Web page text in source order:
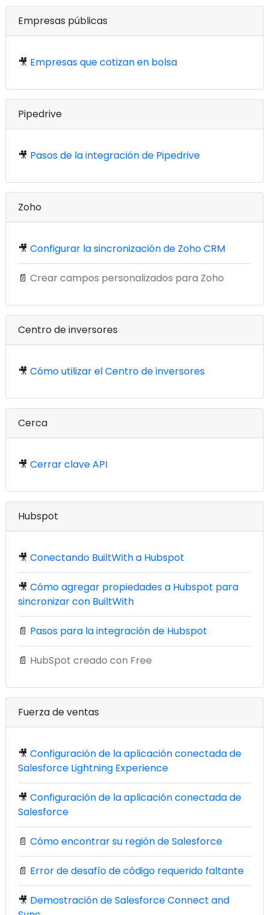
Empresas públicas
🎥 Empresas que cotizan en bolsa
Pipedrive
🎥 Pasos de la integración de Pipedrive
Zoho
🎥 Configurar la sincronización de Zoho CRM
📄 Crear campos personalizados para Zoho
Centro de inversores
🎥 Cómo utilizar el Centro de inversores
Cerca
🎥 Cerrar clave API
Hubspot
🎥 Conectando BuiltWith a Hubspot
🎥 Cómo agregar propiedades a Hubspot para
sincronizar con BuiltWith
📄 Pasos para la integración de Hubspot
📄 HubSpot creado con Free
Fuerza de ventas
🎥 Configuración de la aplicación conectada de
Salesforce Lightning Experience
🎥 Configuración de la aplicación conectada de
Salesforce
📄 Cómo encontrar su región de Salesforce
📄 Error de desafío de código requerido faltante
🎥 Demostración de Salesforce Connect and